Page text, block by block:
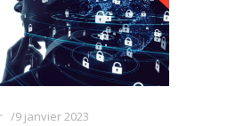
9 janvier 2023